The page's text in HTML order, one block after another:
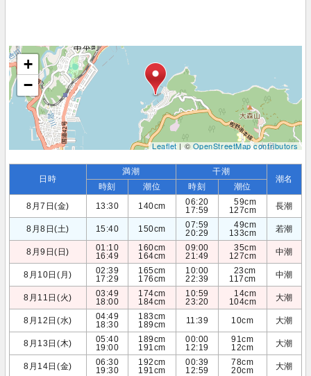
+
−
Leaflet| ©OpenStreetMap contributors
日時
満潮 干潮
潮名
時刻 潮位 時刻
潮位
8月7日(金)
13:30 140cm
06:20
17:59
59cm
127cm
長潮
8月8日(土) 15:40 150cm
07:59
20:29
49cm
133cm
若潮
8月9日(日)
01:10
16:49
160cm
164cm
09:00
21:49
35cm
127cm
中潮
8月10日(月)
02:39
17:29
165cm
176cm
10:00
22:39
23cm
117cm
中潮
8月11日(火)
03:49
18:00
174cm
184cm
10:59
23:20
14cm
104cm
大潮
8月12日(水)
04:49
18:30
183cm
189cm
11:39 10cm 大潮
8月13日(木)
05:40
19:00
189cm
191cm
00:00
12:19
91cm
12cm
大潮
8月14日(金)
06:30
19:30
192cm
191cm
00:39
12:59
78cm
20cm
大潮